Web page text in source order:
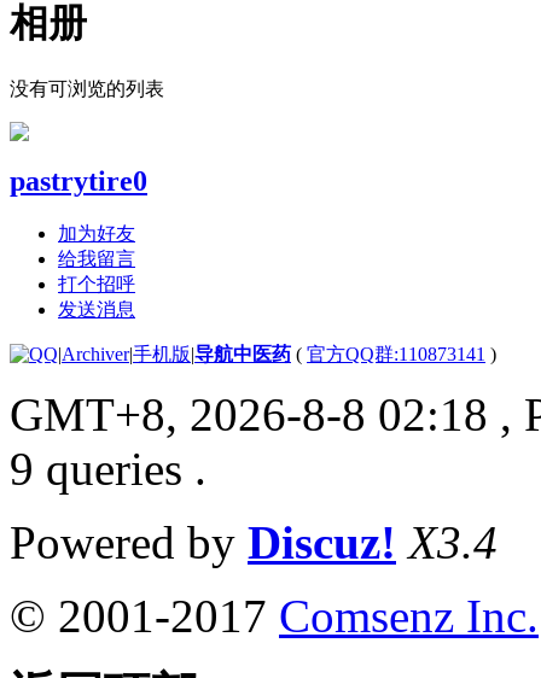
相册
没有可浏览的列表
pastrytire0
加为好友
给我留言
打个招呼
发送消息
|Archiver|手机版|导航中医药 ( 官方QQ群:110873141 )
GMT+8, 2026-8-8 02:18 ,
9 queries .
Powered by Discuz! X3.4
© 2001-2017 Comsenz Inc.